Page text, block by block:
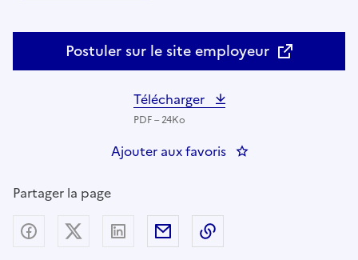
Postuler sur le site employeur
Télécharger
PDF – 24Ko
Ajouter aux favoris : Technicien de
Partager la page
Partager sur Facebook
Partager sur X (anciennement Twitter) -
Partager sur LinkedIn
Partager par email